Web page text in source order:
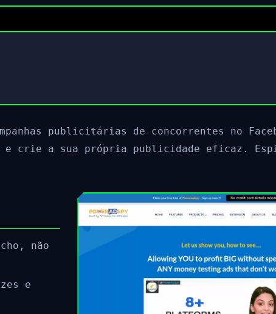
publicitárias de concorrentes no
e crie a sua própria publicidade eficaz.
não
e